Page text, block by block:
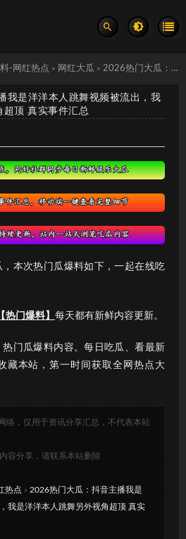
-网红热点 > 网红大瓜 > 2026热门大瓜：抖音主播我是洋洋本人跳舞视频被流出，我是洋洋本人跳舞另外视角超顶 真实事件汇总
我是洋洋本人跳舞视频被流出，我
超顶 真实事件汇总
本次热门瓜爆料如下，一起在线吃
【热门爆料】 每天都有新鲜内容更新。
门瓜爆料内容。每日吃瓜、看最新
藏本站，第一时间获取全网热点大
络，仅用于资讯分享汇总，不代表本站
容分享，请联系本站删除
热点 » 2026热门大瓜：抖音主播我是
我是洋洋本人跳舞另外视角超顶 真实